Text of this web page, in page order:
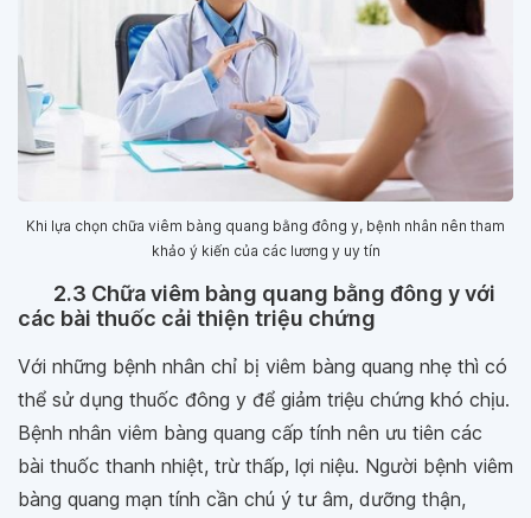
Khi lựa chọn chữa viêm bàng quang bằng đông y, bệnh nhân nên tham
khảo ý kiến của các lương y uy tín
2.3 Chữa viêm bàng quang bằng đông y với
các bài thuốc cải thiện triệu chứng
Với những bệnh nhân chỉ bị viêm bàng quang nhẹ thì có
thể sử dụng thuốc đông y để giảm triệu chứng khó chịu.
Bệnh nhân viêm bàng quang cấp tính nên ưu tiên các
bài thuốc thanh nhiệt, trừ thấp, lợi niệu. Người bệnh viêm
bàng quang mạn tính cần chú ý tư âm, dưỡng thận,